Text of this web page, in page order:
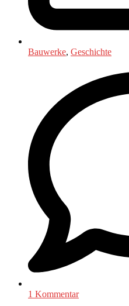
Bauwerke, Geschichte
1 Kommentar